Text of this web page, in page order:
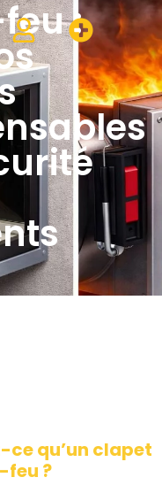
:
ce qu’un clapet
feu ?